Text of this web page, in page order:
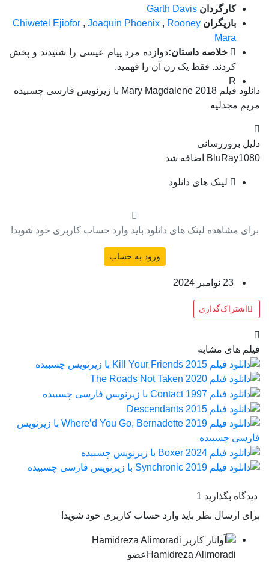
کارگردان Garth Davis
بازیگران
Chiwetel Ejiofor , Joaquin Phoenix , Rooney
Mara
خلاصه داستان:دوازده مرد پیام عیسی را شنیدند و پخش
کردند. فقط یک زن آن را فهمید.
R
دانلود فیلم Mary Magdalene 2018 با زیرنویس فارسی چسبیده
مریم مجدلیه
دلیل بروزرسانی
BluRay1080 اضافه شد
لینک های دانلود
برای مشاهده لینک های دانلود باید وارد حساب کاربری خود شوید!
ورود به حساب
23 نوامبر 2024
اشتراک‌گذاری
فیلم های مشابه
دیدگاه بگذارید 1
برای ارسال نظر باید وارد حساب کاربری خود شوید!
Hamidreza Alimoradi عضو